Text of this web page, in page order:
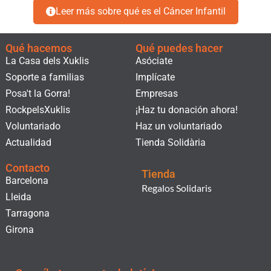
Preferències
Estadístiques
Màrqueting
Permetre la selecció
Leer más sobre qué es el Cáncer Infantil
Qué hacemos
La Casa dels Xuklis
Soporte a familias
Posa't la Gorra!
RockpelsXuklis
Voluntariado
Actualidad
Qué puedes hacer
Asóciate
Implícate
Empresas
¡Haz tu donación ahora!
Haz un voluntariado
Tienda Solidària
Contacto
Barcelona
Lleida
Tarragona
Girona
Tienda
Regalos Solidaris